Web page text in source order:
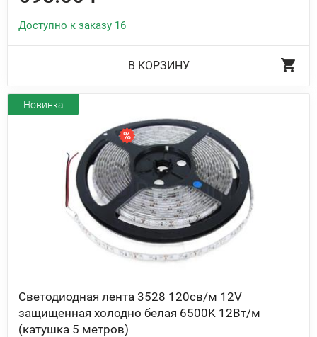
Доступно к заказу 16
В КОРЗИНУ
Светодиодная лента 3528 120св/м 12V
защищенная холодно белая 6500K 12Вт/м
(катушка 5 метров)
Новинка